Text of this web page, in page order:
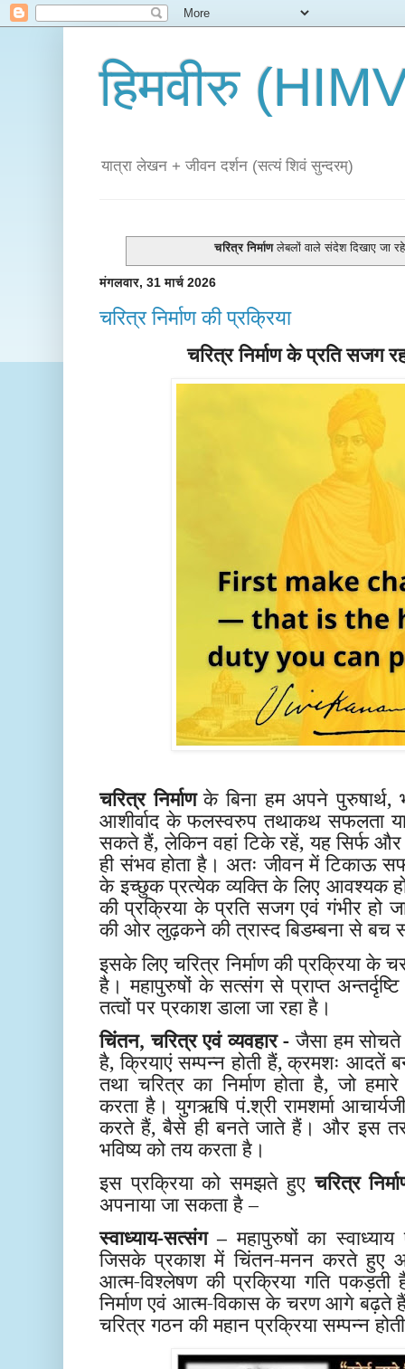
हिमवीरु
यात्रा लेखन + जीवन दर्शन (सत्यं शिवं सुन्दरम्)
चरित्र निर्माणलेबलों वाले संदेश दिखाए जा
मंगलवार, 31 मार्च 2026
चरित्र निर्माण की प्रक्रिया
चरित्र निर्माण के प्रति सजग
चरित्र निर्माणके बिना हम अपने पुरुषार्थ,
आशीर्वाद के फलस्वरुप तथाकथ सफलता
सकते हैं, लेकिन वहां टिके रहें, यह सिर्फ
ही संभव होता है। अतः जीवन में टिकाऊ
के इच्छुक प्रत्येक व्यक्ति के लिए आवश्यक हो
की प्रक्रिया के प्रति सजग एवं गंभीर हो
की ओर लुढ़कने की त्रास्द बिडम्बना से
इसके लिए चरित्र निर्माण की प्रक्रिया के
है। महापुरुषों के सत्संग से प्राप्त
तत्वों पर प्रकाश डाला जा रहा है।
चिंतन, चरित्र एवं व्यवहार -जैसा हम सोचते
है, क्रियाएं सम्पन्न होती हैं, क्रमशः आदतें
तथा चरित्र का निर्माण होता है, जो
करता है। युगऋषि पं.श्री रामशर्मा
करते हैं, बैसे ही बनते जाते हैं। और इस तरह
भविष्य को तय करता है।
इस प्रक्रिया को समझते हुएचरित्र
अपनाया जा सकता है –
स्वाध्याय-सत्संग –महापुरुषों का
जिसके प्रकाश में चिंतन-मनन करते हुए
आत्म-विश्लेषण की प्रक्रिया गति
निर्माण एवं आत्म-विकास के चरण आगे बढ़ते
चरित्र गठन की महान प्रक्रिया सम्पन्न